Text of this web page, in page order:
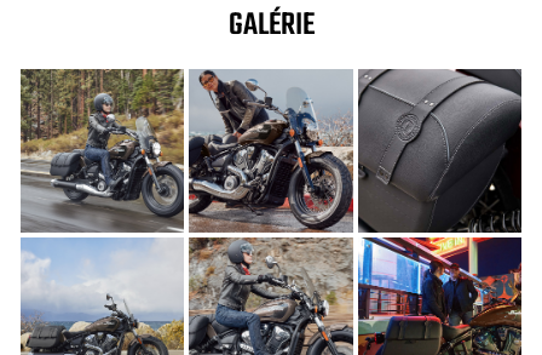
GALÉRIE